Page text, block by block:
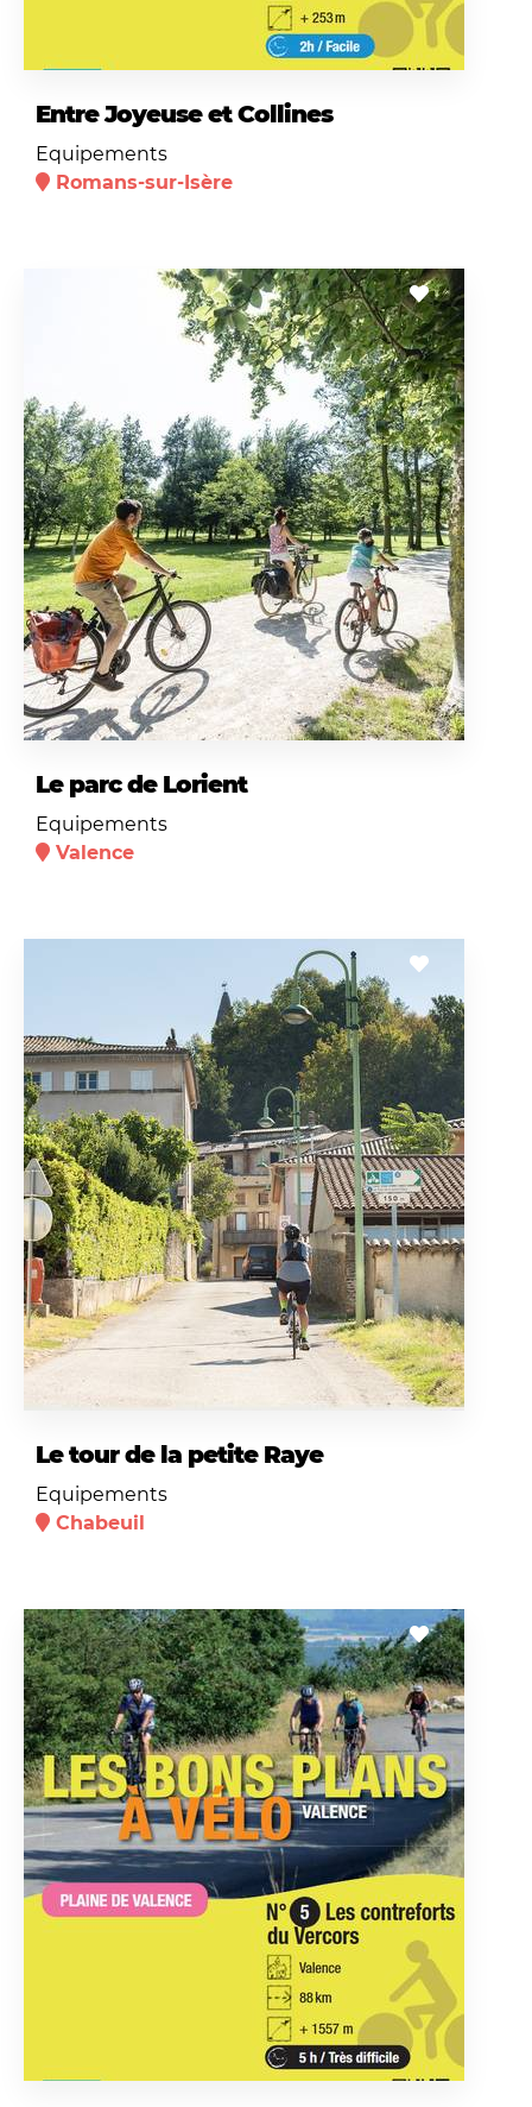
Entre Joyeuse et Collines
Equipements
Romans-sur-Isère
Le parc de Lorient
Equipements
Valence
Le tour de la petite Raye
Equipements
Chabeuil